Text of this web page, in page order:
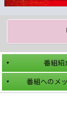
番組紹
番組へのメ